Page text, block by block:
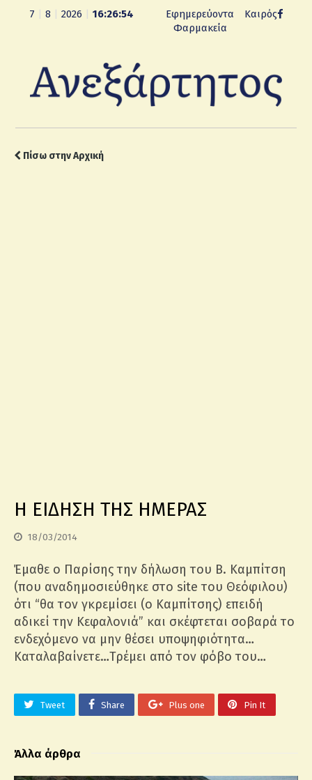
7 8 2026 16:26:55
Εφημερεύοντα
Φαρμακεία
Καιρός
Πίσω στην Αρχική
Η ΕΙΔΗΣΗ ΤΗΣ ΗΜΕΡΑΣ
18/03/2014
Έμαθε ο Παρίσης την δήλωση του Β. Καμπίτση
(που αναδημοσιεύθηκε στο site του Θεόφιλου)
ότι “θα τον γκρεμίσει (ο Καμπίτσης) επειδή
αδικεί την Κεφαλονιά” και σκέφτεται σοβαρά το
ενδεχόμενο να μην θέσει υποψηφιότητα…
Καταλαβαίνετε…Τρέμει από τον φόβο του…
Tweet Share Plus one Pin It
Άλλα άρθρα